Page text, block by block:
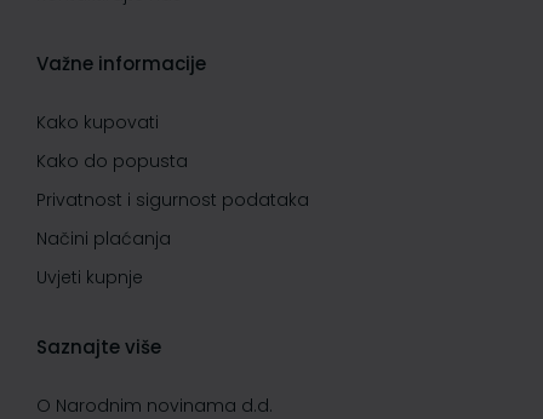
Važne informacije
Kako kupovati
Kako do popusta
Privatnost i sigurnost podataka
Načini plaćanja
Uvjeti kupnje
Saznajte više
O Narodnim novinama d.d.